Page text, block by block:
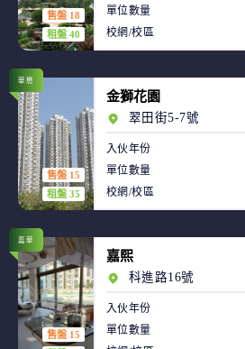
售盤 18
租盤 40
單位數量
校網/校區
售盤 15
租盤 35
華懋
金獅花園
翠田街5-7號
入伙年份
單位數量
校網/校區
售盤 15
嘉華
嘉熙
科進路16號
入伙年份
單位數量